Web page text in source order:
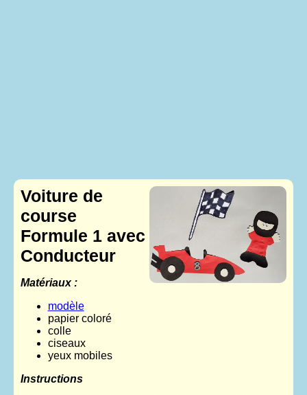
Voiture de
course
Formule 1 avec
Conducteur
Matériaux :
modèle
papier coloré
colle
ciseaux
yeux mobiles
Instructions